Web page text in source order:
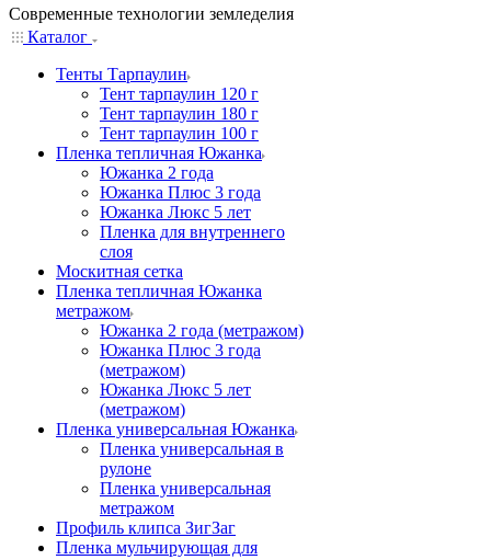
Современные технологии земледелия
Каталог
Тенты Тарпаулин
Тент тарпаулин 120 г
Тент тарпаулин 180 г
Тент тарпаулин 100 г
Пленка тепличная Южанка
Южанка 2 года
Южанка Плюс 3 года
Южанка Люкс 5 лет
Пленка для внутреннего
слоя
Москитная сетка
Пленка тепличная Южанка
метражом
Южанка 2 года (метражом)
Южанка Плюс 3 года
(метражом)
Южанка Люкс 5 лет
(метражом)
Пленка универсальная Южанка
Пленка универсальная в
рулоне
Пленка универсальная
метражом
Профиль клипса ЗигЗаг
Пленка мульчирующая для